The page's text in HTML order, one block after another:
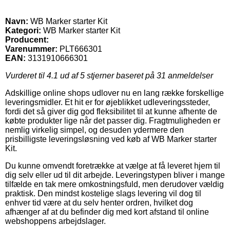
Navn: WB Marker starter Kit
Kategori: WB Marker starter Kit
Producent:
Varenummer: PLT666301
EAN: 3131910666301
Vurderet til 4.1 ud af 5 stjerner baseret på 31 anmeldelser
Adskillige online shops udlover nu en lang række forskellige
leveringsmidler. Et hit er for øjeblikket udleveringssteder,
fordi det så giver dig god fleksibilitet til at kunne afhente de
købte produkter lige når det passer dig. Fragtmuligheden er
nemlig virkelig simpel, og desuden ydermere den
prisbilligste leveringsløsning ved køb af WB Marker starter
Kit.
Du kunne omvendt foretrække at vælge at få leveret hjem til
dig selv eller ud til dit arbejde. Leveringstypen bliver i mange
tilfælde en tak mere omkostningsfuld, men derudover vældig
praktisk. Den mindst kostelige slags levering vil dog til
enhver tid være at du selv henter ordren, hvilket dog
afhænger af at du befinder dig med kort afstand til online
webshoppens arbejdslager.